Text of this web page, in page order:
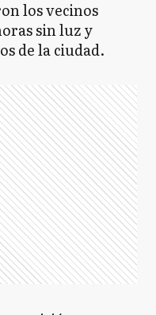
los vecinos
sin luz y
de la ciudad.